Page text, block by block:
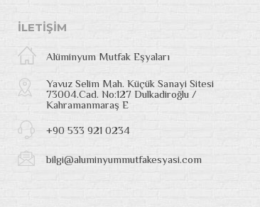
İLETIŞIM
Alüminyum Mutfak Eşyaları
Yavuz Selim Mah. Küçük Sanayi Sitesi
73004.Cad. No:127 Dulkadiroğlu /
Kahramanmaraş E
+90 533 921 0234
bilgi@aluminyummutfakesyasi.com